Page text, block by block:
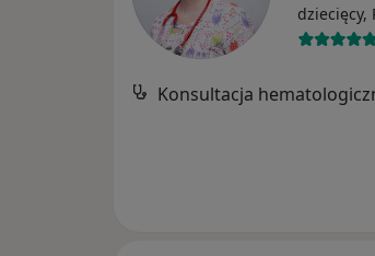
dziecięcy,